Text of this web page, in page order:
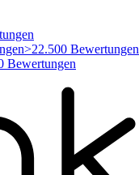
>22.500 Bewertungen
Bewertungen